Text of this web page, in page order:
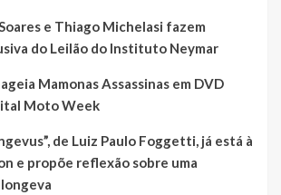
e Thiago Michelasi fazem
do Leilão do Instituto Neymar
Mamonas Assassinas em DVD
Moto Week
de Luiz Paulo Foggetti, já está à
e propõe reflexão sobre uma